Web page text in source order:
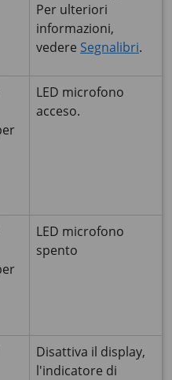
Per ulteriori
informazioni,
vedere Segnalibri.
LED microfono
acceso.
LED microfono
spento
Disattiva il display,
l'indicatore di